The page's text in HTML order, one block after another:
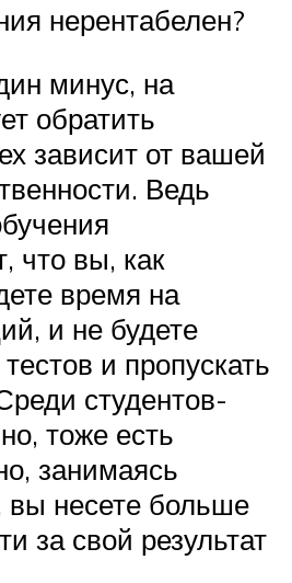
нерентабелен?
минус, на
обратить
зависит от вашей
Ведь
что вы, как
время на
и не будете
и пропускать
студентов-
тоже есть
занимаясь
вы несете больше
за свой результат